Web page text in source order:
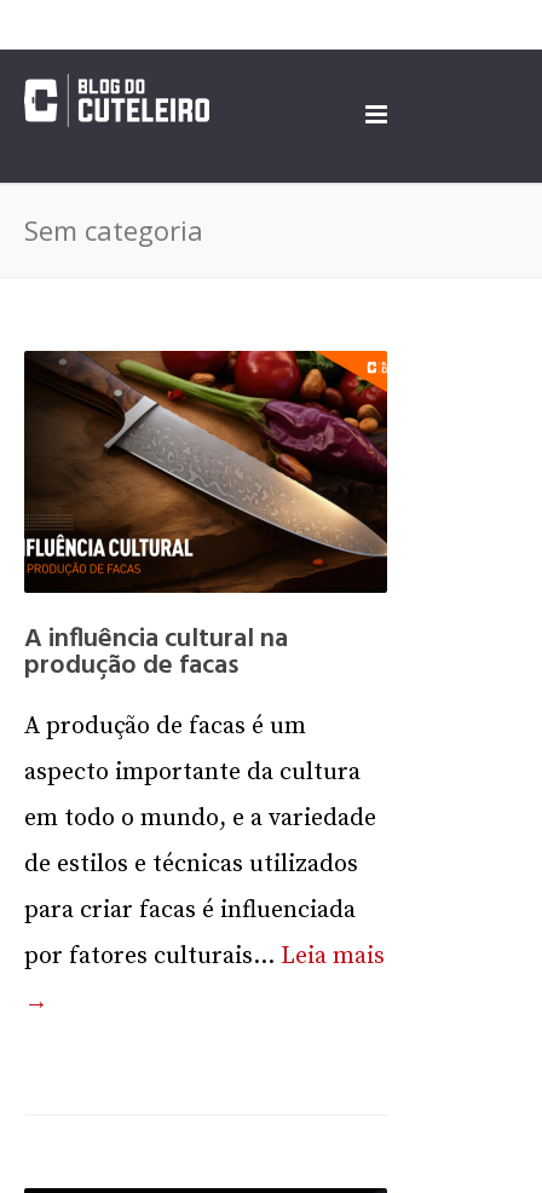
Sem categoria
A influência cultural na
produção de facas
A produção de facas é um
aspecto importante da cultura
em todo o mundo, e a variedade
de estilos e técnicas utilizados
para criar facas é influenciada
por fatores culturais... Leia mais
→